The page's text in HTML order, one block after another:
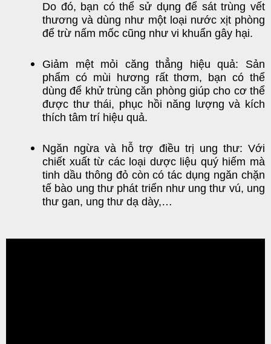
Do đó, bạn có thể sử dụng để sát trùng vết
thương và dùng như một loại nước xịt phòng
để trừ nấm mốc cũng như vi khuẩn gây hại.
Giảm mệt mỏi căng thẳng hiệu quả: Sản
phẩm có mùi hương rất thơm, bạn có thể
dùng để khử trùng căn phòng giúp cho cơ thể
được thư thái, phục hồi năng lượng và kích
thích tâm trí hiệu quả.
Ngăn ngừa và hỗ trợ điều trị ung thư: Với
chiết xuất từ các loại dược liệu quý hiếm mà
tinh dầu thông đỏ còn có tác dụng ngăn chặn
tế bào ung thư phát triển như ung thư vú, ung
thư gan, ung thư dạ dày,…